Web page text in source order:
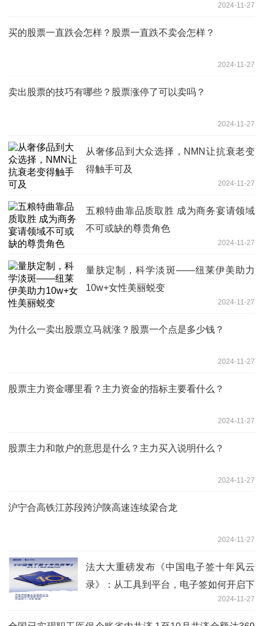
2024-11-27
买的股票一直跌会怎样？股票一直跌不卖会怎样？
2024-11-27
卖出股票的技巧有哪些？股票涨停了可以卖吗？
2024-11-27
从奢侈品到大众选择，NMN让抗衰老变
得触手可及
2024-11-27
五粮特曲靠品质取胜 成为商务宴请领域
不可或缺的尊贵角色
2024-11-27
量肤定制，科学淡斑——纽莱伊美助力
10w+女性美丽蜕变
2024-11-27
为什么一卖出股票立马就涨？股票一个点是多少钱？
2024-11-27
股票主力资金哪里看？主力资金的指标主要看什么？
2024-11-27
股票主力和散户的意思是什么？主力买入说明什么？
2024-11-27
沪宁合高铁江苏段跨沪陕高速连续梁合龙
2024-11-27
法大大重磅发布《中国电子签十年风云
录》：从工具到平台，电子签如何开启下
2024-11-27